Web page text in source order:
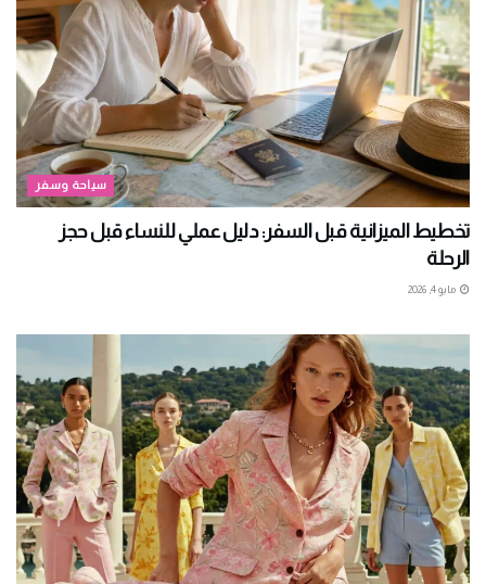
سياحة وسفر
تخطيط الميزانية قبل السفر: دليل عملي للنساء قبل حجز
الرحلة
مايو 4, 2026